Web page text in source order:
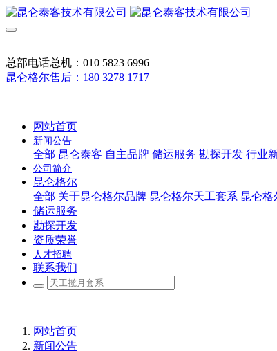
总部电话总机：010 5823 6996
昆仑格尔售后：180 3278 1717
网站首页
新闻公告
全部 昆仑泰客 自主品牌 储运服务 勘探开发 行业
公司简介
昆仑格尔
全部 关于昆仑格尔品牌 昆仑格尔天工套系 昆仑格
储运服务
勘探开发
资质荣誉
人才招聘
联系我们
网站首页
新闻公告